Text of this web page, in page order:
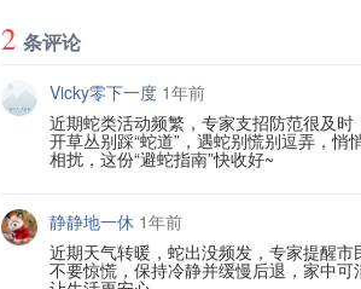
2 条评论
Vicky零下一度 1年前
近期蛇类活动频繁，专家支招防范很及
开草丛别踩“蛇道”，遇蛇别慌别逗弄，
相扰，这份“避蛇指南”快收好~
静静地一休 1年前
近期天气转暖，蛇出没频发，专家提醒
不要惊慌，保持冷静并缓慢后退，家中